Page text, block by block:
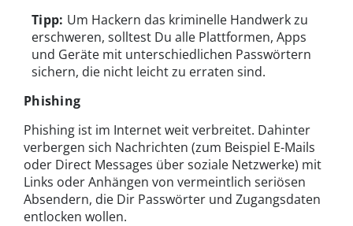
Tipp: Um Hackern das kriminelle Handwerk zu
erschweren, solltest Du alle Plattformen, Apps
und Geräte mit unterschiedlichen Passwörtern
sichern, die nicht leicht zu erraten sind.
Phishing
Phishing ist im Internet weit verbreitet. Dahinter
verbergen sich Nachrichten (zum Beispiel E-Mails
oder Direct Messages über soziale Netzwerke) mit
Links oder Anhängen von vermeintlich seriösen
Absendern, die Dir Passwörter und Zugangsdaten
entlocken wollen.